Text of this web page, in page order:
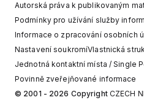
Autorská práva k publikovaným
Podmínky pro užívání služby
Informace o zpracování osobních
Nastavení soukromíVlastnická
Jednotná kontaktní místa / Single
Povinně zveřejňované informace
© 2001 - 2026 Copyright CZECH